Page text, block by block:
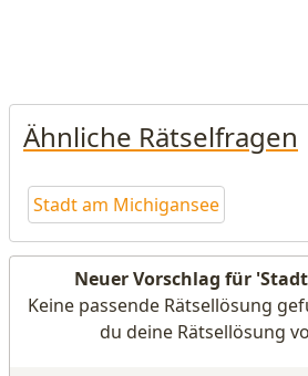
Ähnliche Rätselfragen
Stadt am Michigansee
Neuer Vorschlag für
Keine passende Rätsellösung
du deine Rätsellösung